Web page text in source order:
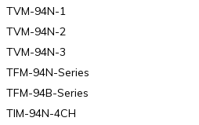
TVM-94N-1
TVM-94N-2
TVM-94N-3
TFM-94N-Series
TFM-94B-Series
TIM-94N-4CH